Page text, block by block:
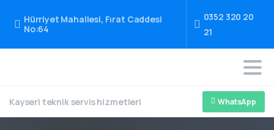
Hürriyet Mahallesi, Fırat Caddesi
No:64
0352 320 20
21
Kayseri teknik servis hizmetleri WhatsApp